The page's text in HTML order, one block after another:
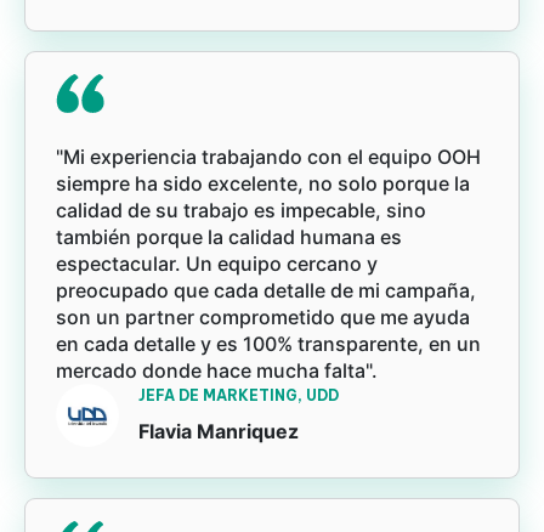
"Mi experiencia trabajando con el equipo OOH
siempre ha sido excelente, no solo porque la
calidad de su trabajo es impecable, sino
también porque la calidad humana es
espectacular. Un equipo cercano y
preocupado que cada detalle de mi campaña,
son un partner comprometido que me ayuda
en cada detalle y es 100% transparente, en un
mercado donde hace mucha falta".
JEFA DE MARKETING, UDD
Flavia Manriquez